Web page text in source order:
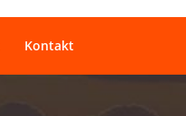
Kontakt